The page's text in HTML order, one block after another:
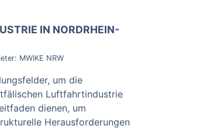
IN NORDRHEIN-
MWIKE NRW
um die
Luftfahrtindustrie
dienen, um
Herausforderungen